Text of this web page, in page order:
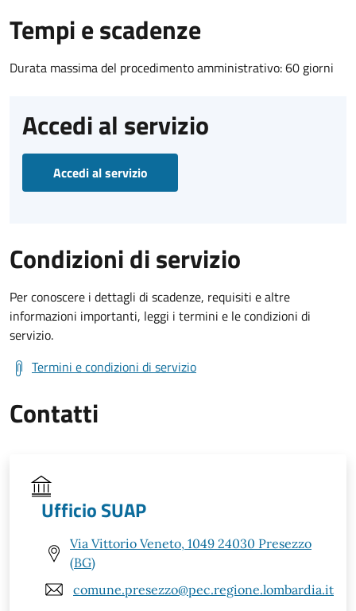
Tempi e scadenze
Durata massima del procedimento amministrativo: 60 giorni
Accedi al servizio
Accedi al servizio
Condizioni di servizio
Per conoscere i dettagli di scadenze, requisiti e altre
informazioni importanti, leggi i termini e le condizioni di
servizio.
Termini e condizioni di servizio
Contatti
Ufficio SUAP
Via Vittorio Veneto, 1049 24030 Presezzo
(BG)
comune.presezzo@pec.regione.lombardia.it